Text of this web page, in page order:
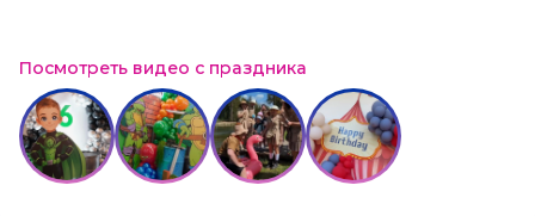
Посмотреть видео с праздника